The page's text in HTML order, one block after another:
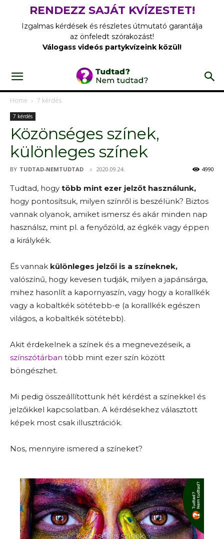
RENDEZZ SAJÁT KVÍZESTET!
Izgalmas kérdések és részletes útmutató garantálja
az önfeledt szórakozást!
Válogass videós partykvízeink közül!
Home 7 kérdés
7 kérdés
Közönséges színek,
különleges színek
BY TUDTAD-NEMTUDTAD 2020.09.24. 4990
Tudtad, hogy több mint ezer jelzőt használunk,
hogy pontosítsuk, milyen színről is beszélünk? Biztos
vannak olyanok, amiket ismersz és akár minden nap
használsz, mint pl. a fenyőzöld, az égkék vagy éppen
a királykék.
És vannak különleges jelzői is a színeknek,
valószínű, hogy kevesen tudják, milyen a japánsárga,
mihez hasonlít a kapornyaszín, vagy hogy a korallkék
vagy a kobaltkék sötétebb-e (a korallkék egészen
világos, a kobaltkék sötétebb).
Akit érdekelnek a színek és a megnevezéseik, a
színszótárban több mint ezer szín között
böngészhet.
Mi pedig összeállítottunk hét kérdést a színekkel és
jelzőikkel kapcsolatban. A kérdésekhez választott
képek most csak illusztrációk.
Nos, mennyire ismered a színeket?